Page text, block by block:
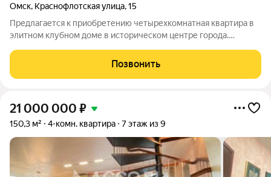
Омск, Краснофлотская улица,15
Предлагается к приобретению четырехкомнатная квартира в
элитном клубном доме в историческом центре города.
комфортного проживания техника (холодильник, стиральная
машина, посудомоечная машина).
Позвонить
21 000 000 ₽
150,3 м² 4-комн. квартира 7 этаж из 9